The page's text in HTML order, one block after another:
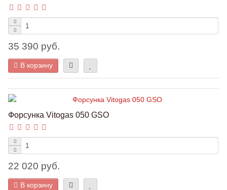
35 390 руб.
В корзину
Форсунка Vitogas 050 GSO
22 020 руб.
В корзину